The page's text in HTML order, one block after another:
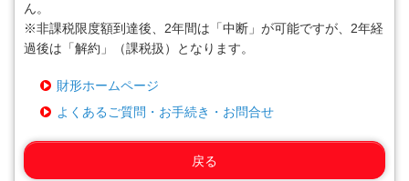
ん。
※非課税限度額到達後、2年間は「中断」が可能ですが、2年経
過後は「解約」（課税扱）となります。
財形ホームページ
よくあるご質問・お手続き・お問合せ
戻る